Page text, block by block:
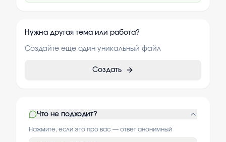
Нужна другая тема или работа?
Создайте еще один уникальный файл
Создать
Что не подходит?
Нажмите, если это про вас — ответ анонимный